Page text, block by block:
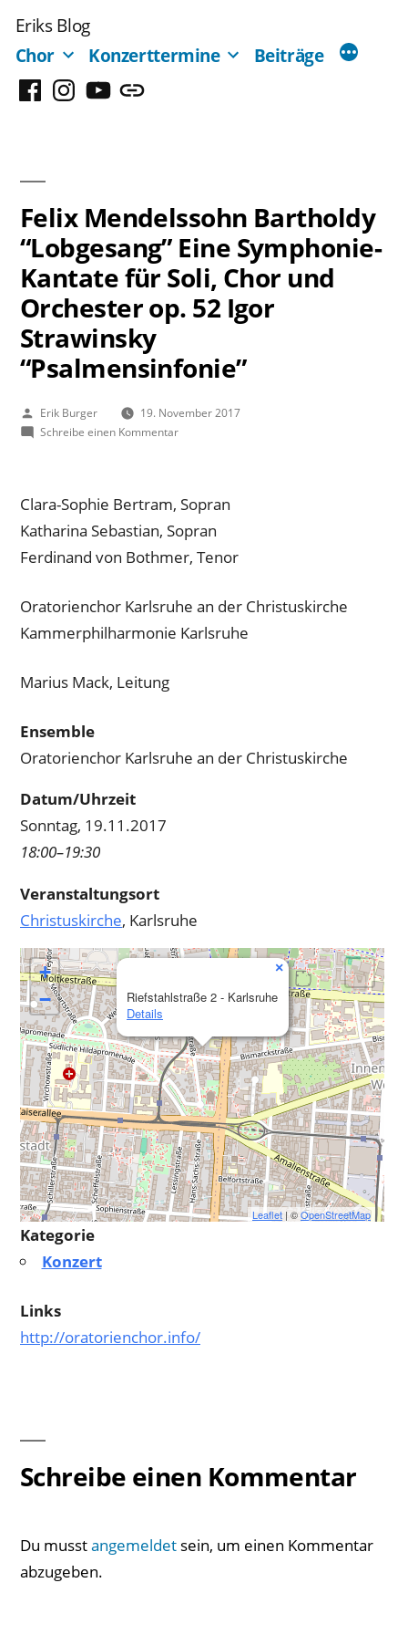
Inhalt
springen
Eriks Blog
Chor
Konzerttermine Beiträge
FacebookInstagram
YouTubeMastodon
Felix Mendelssohn Bartholdy
“Lobgesang” Eine Symphonie-
Kantate für Soli, Chor und
Orchester op. 52 Igor
Strawinsky
“Psalmensinfonie”
Veröffentlicht
von
Erik Burger
19. November 2017
Schreibe einen Kommentarzu
“Lobgesang”
Eine
Symphonie-
Kantate
Soli,
und
“Psalmensinfonie”
Clara-Sophie Bertram, Sopran
Katharina Sebastian, Sopran
Ferdinand von Bothmer, Tenor
Oratorienchor Karlsruhe an der Christuskirche
Kammerphilharmonie Karlsruhe
Marius Mack, Leitung
Ensemble
Oratorienchor Karlsruhe an der Christuskirche
Datum/Uhrzeit
Sonntag, 19.11.2017
18:00–19:30
Veranstaltungsort
Christuskirche, Karlsruhe
Riefstahlstraße 2 - Karlsruhe
Details
×
+
−
Leaflet | ©OpenStreetMap
Kategorie
Konzert
Links
http://oratorienchor.info/
Schreibe einen Kommentar
Du musstangemeldet sein, um einen Kommentar
abzugeben.